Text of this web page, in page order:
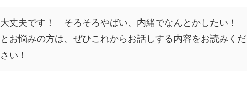
大丈夫です！ そろそろやばい、内緒でなんとかしたい！
とお悩みの方は、ぜひこれからお話しする内容をお読みくだ
さい！